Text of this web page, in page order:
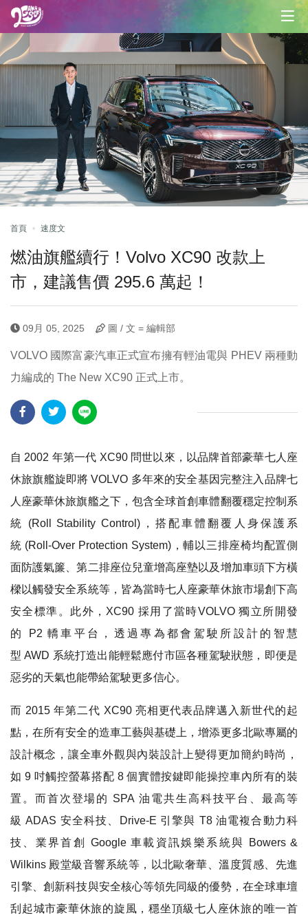
首頁 速度文
燃油旗艦續行！Volvo XC90 改款上
市，建議售價 295.6 萬起！
09月 05, 2025 圖 / 文 = 編輯部
VOLVO 國際富豪汽車正式宣布擁有輕油電與 PHEV 兩種動
力編成的 The New XC90 正式上市。
自 2002 年第一代 XC90 問世以來，以品牌首部豪華七人座
休旅旗艦旋即將 VOLVO 多年來的安全基因完整注入品牌七
人座豪華休旅旗艦之下，包含全球首創車體翻覆穩定控制系
統 (Roll Stability Control)，搭配車體翻覆人身保護系
統 (Roll-Over Protection System)，輔以三排座椅均配置側
面防護氣簾、第二排座位兒童增高座墊以及增加車頭下方橫
樑以觸發安全系統等，皆為當時七人座豪華休旅市場創下高
安全標準。此外，XC90 採用了當時VOLVO 獨立所開發
的 P2 轎車平台，透過專為都會駕駛所設計的智慧
型 AWD 系統打造出能輕鬆應付市區各種駕駛狀態，即便是
惡劣的天氣也能帶給駕駛更多信心。
而 2015 年第二代 XC90 亮相更代表品牌邁入新世代的起
點，在所有安全的造車工藝與基礎上，增添更多北歐專屬的
設計概念，讓全車外觀與內裝設計上變得更加簡約時尚，
如 9 吋觸控螢幕搭配 8 個實體按鍵即能操控車內所有的裝
置。而首次登場的 SPA 油電共生高科技平台、最高等
級 ADAS 安全科技、Drive-E 引擎與 T8 油電複合動力科
技、業界首創 Google 車載資訊娛樂系統與 Bowers &
Wilkins 殿堂級音響系統等，以北歐奢華、溫度質感、先進
引擎、創新科技與安全核心等領先同級的優勢，在全球車壇
刮起城市豪華休旅的旋風，穩坐頂級七人座休旅的唯一首